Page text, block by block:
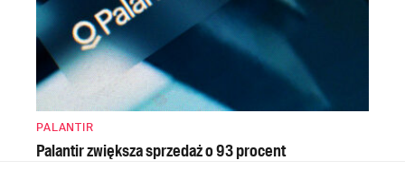
PALANTIR
Palantir zwiększa sprzedaż o 93 procent